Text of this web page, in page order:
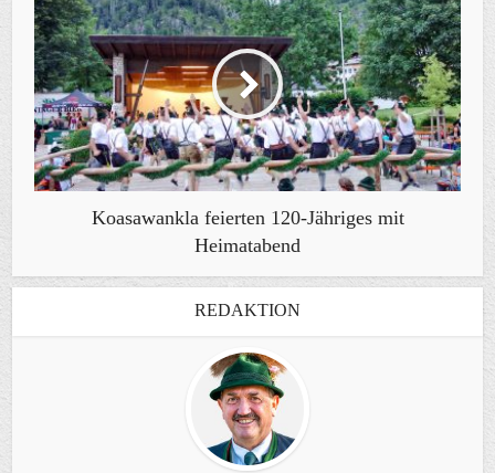
Koasawankla feierten 120-Jähriges mit
Heimatabend
REDAKTION